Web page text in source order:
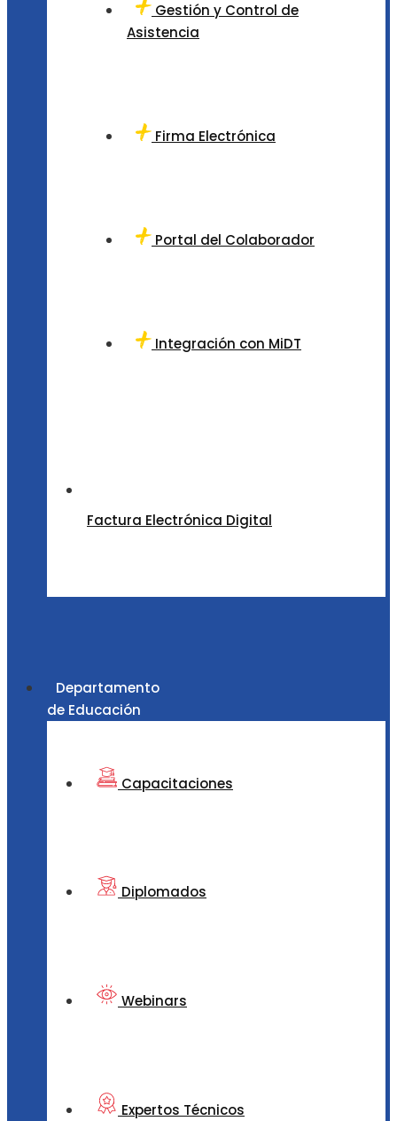
Gestión y Control de
Asistencia
Firma Electrónica
Portal del Colaborador
Integración con MiDT
Factura Electrónica Digital
Departamento
de Educación
Capacitaciones
Diplomados
Webinars
Expertos Técnicos